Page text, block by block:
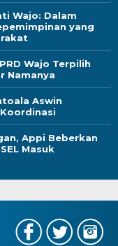
Wajo: Dalam
yang
Wajo Terpilih
Namanya
Aswin
Appi Beberkan
Masuk